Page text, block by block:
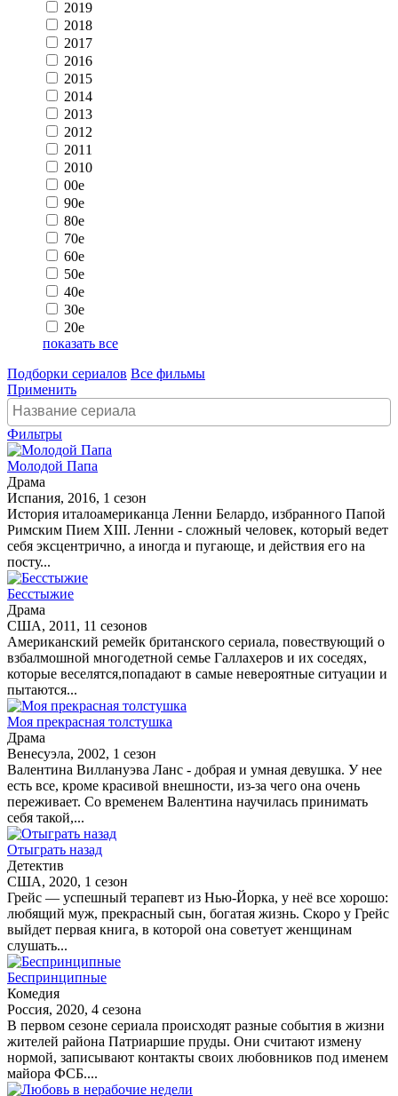
2019
2018
2017
2016
2015
2014
2013
2012
2011
2010
00e
90e
80e
70e
60e
50e
40e
30e
20e
показать все
Подборки сериалов Все фильмы
Применить
Фильтры
Молодой Папа
Драма
Испания, 2016, 1 сезон
История италоамериканца Ленни Белардо, избранного Папой
Римским Пием XIII. Ленни - сложный человек, который ведет
себя эксцентрично, а иногда и пугающе, и действия его на
посту...
Бесстыжие
Драма
США, 2011, 11 сезонов
Американский ремейк британского сериала, повествующий о
взбалмошной многодетной семье Галлахеров и их соседях,
которые веселятся,попадают в самые невероятные ситуации и
пытаются...
Моя прекрасная толстушка
Драма
Венесуэла, 2002, 1 сезон
Валентина Виллануэва Ланс - добрая и умная девушка. У нее
есть все, кроме красивой внешности, из-за чего она очень
переживает. Со временем Валентина научилась принимать
себя такой,...
Отыграть назад
Детектив
США, 2020, 1 сезон
Грейс — успешный терапевт из Нью-Йорка, у неё все хорошо:
любящий муж, прекрасный сын, богатая жизнь. Скоро у Грейс
выйдет первая книга, в которой она советует женщинам
слушать...
Беспринципные
Комедия
Россия, 2020, 4 сезона
В первом сезоне сериала происходят разные события в жизни
жителей района Патриаршие пруды. Они считают измену
нормой, записывают контакты своих любовников под именем
майора ФСБ....